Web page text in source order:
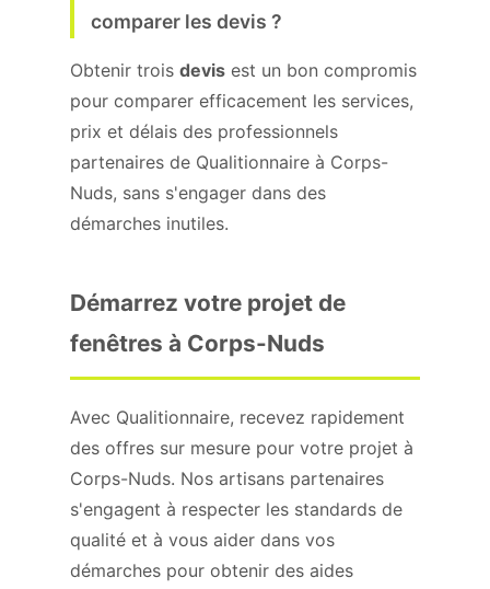
comparer les devis ?
Obtenir trois devis est un bon compromis
pour comparer efficacement les services,
prix et délais des professionnels
partenaires de Qualitionnaire à Corps-
Nuds, sans s'engager dans des
démarches inutiles.
Démarrez votre projet de
fenêtres à Corps-Nuds
Avec Qualitionnaire, recevez rapidement
des offres sur mesure pour votre projet à
Corps-Nuds. Nos artisans partenaires
s'engagent à respecter les standards de
qualité et à vous aider dans vos
démarches pour obtenir des aides